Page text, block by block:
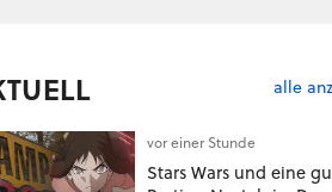
alle
vor einer Stunde
Stars Wars und eine